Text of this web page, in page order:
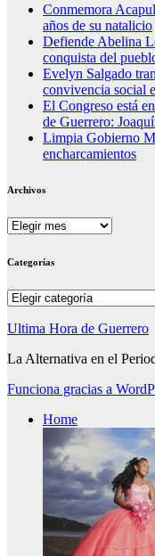
Conmemora
años de su natalicio
Defiende Abelina
conquista del
Evelyn Salgado
convivencia social
El Congreso está
de Guerrero:
Limpia Gobierno
encharcamientos
Archivos
Archivos
Categorías
Categorías
Ultima Hora de Guerrero
La Alternativa en el
Funciona gracias a
Home